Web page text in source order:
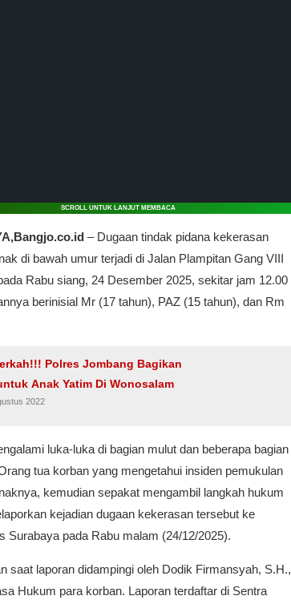
SCROLL UNTUK LANJUT MEMBACA
– Dugaan tindak pidana kekerasan
di bawah umur terjadi di Jalan Plampitan Gang VIII
Rabu siang, 24 Desember 2025, sekitar jam 12.00
berinisial Mr (17 tahun), PAZ (15 tahun), dan Rm
Polres Jombang Bagikan
Anak Yatim Di Wonosalam
2022
luka-luka di bagian mulut dan beberapa bagian
tua korban yang mengetahui insiden pemukulan
kemudian sepakat mengambil langkah hukum
kejadian dugaan kekerasan tersebut ke
Surabaya pada Rabu malam (24/12/2025).
saat laporan didampingi oleh Dodik Firmansyah, S.H.,
Hukum para korban. Laporan terdaftar di Sentra